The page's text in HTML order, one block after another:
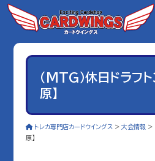
（MTG）休日ドラフ
原】
トレカ専門店カードウイングス >大会情報 >
原】